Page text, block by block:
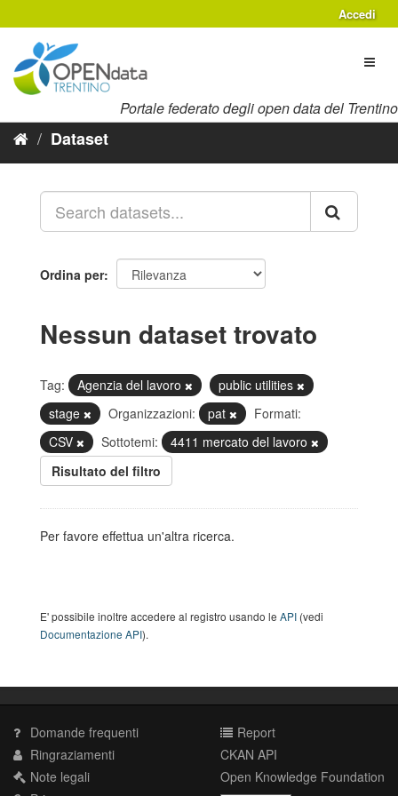
al
contenuto
Accedi
Portale federato degli open data del Trentino
Dataset
Ordina per
Nessun dataset trovato
Tag: Agenzia del lavoro
public utilities
stage
Organizzazioni: pat
Formati:
CSV
Sottotemi:
4411 mercato del lavoro
Risultato del filtro
Per favore effettua un'altra ricerca.
E' possibile inoltre accedere al registro usando le API (vedi
Documentazione API).
Domande frequenti
Ringraziamenti
Note legali
Report
CKAN API
Open Knowledge Foundation